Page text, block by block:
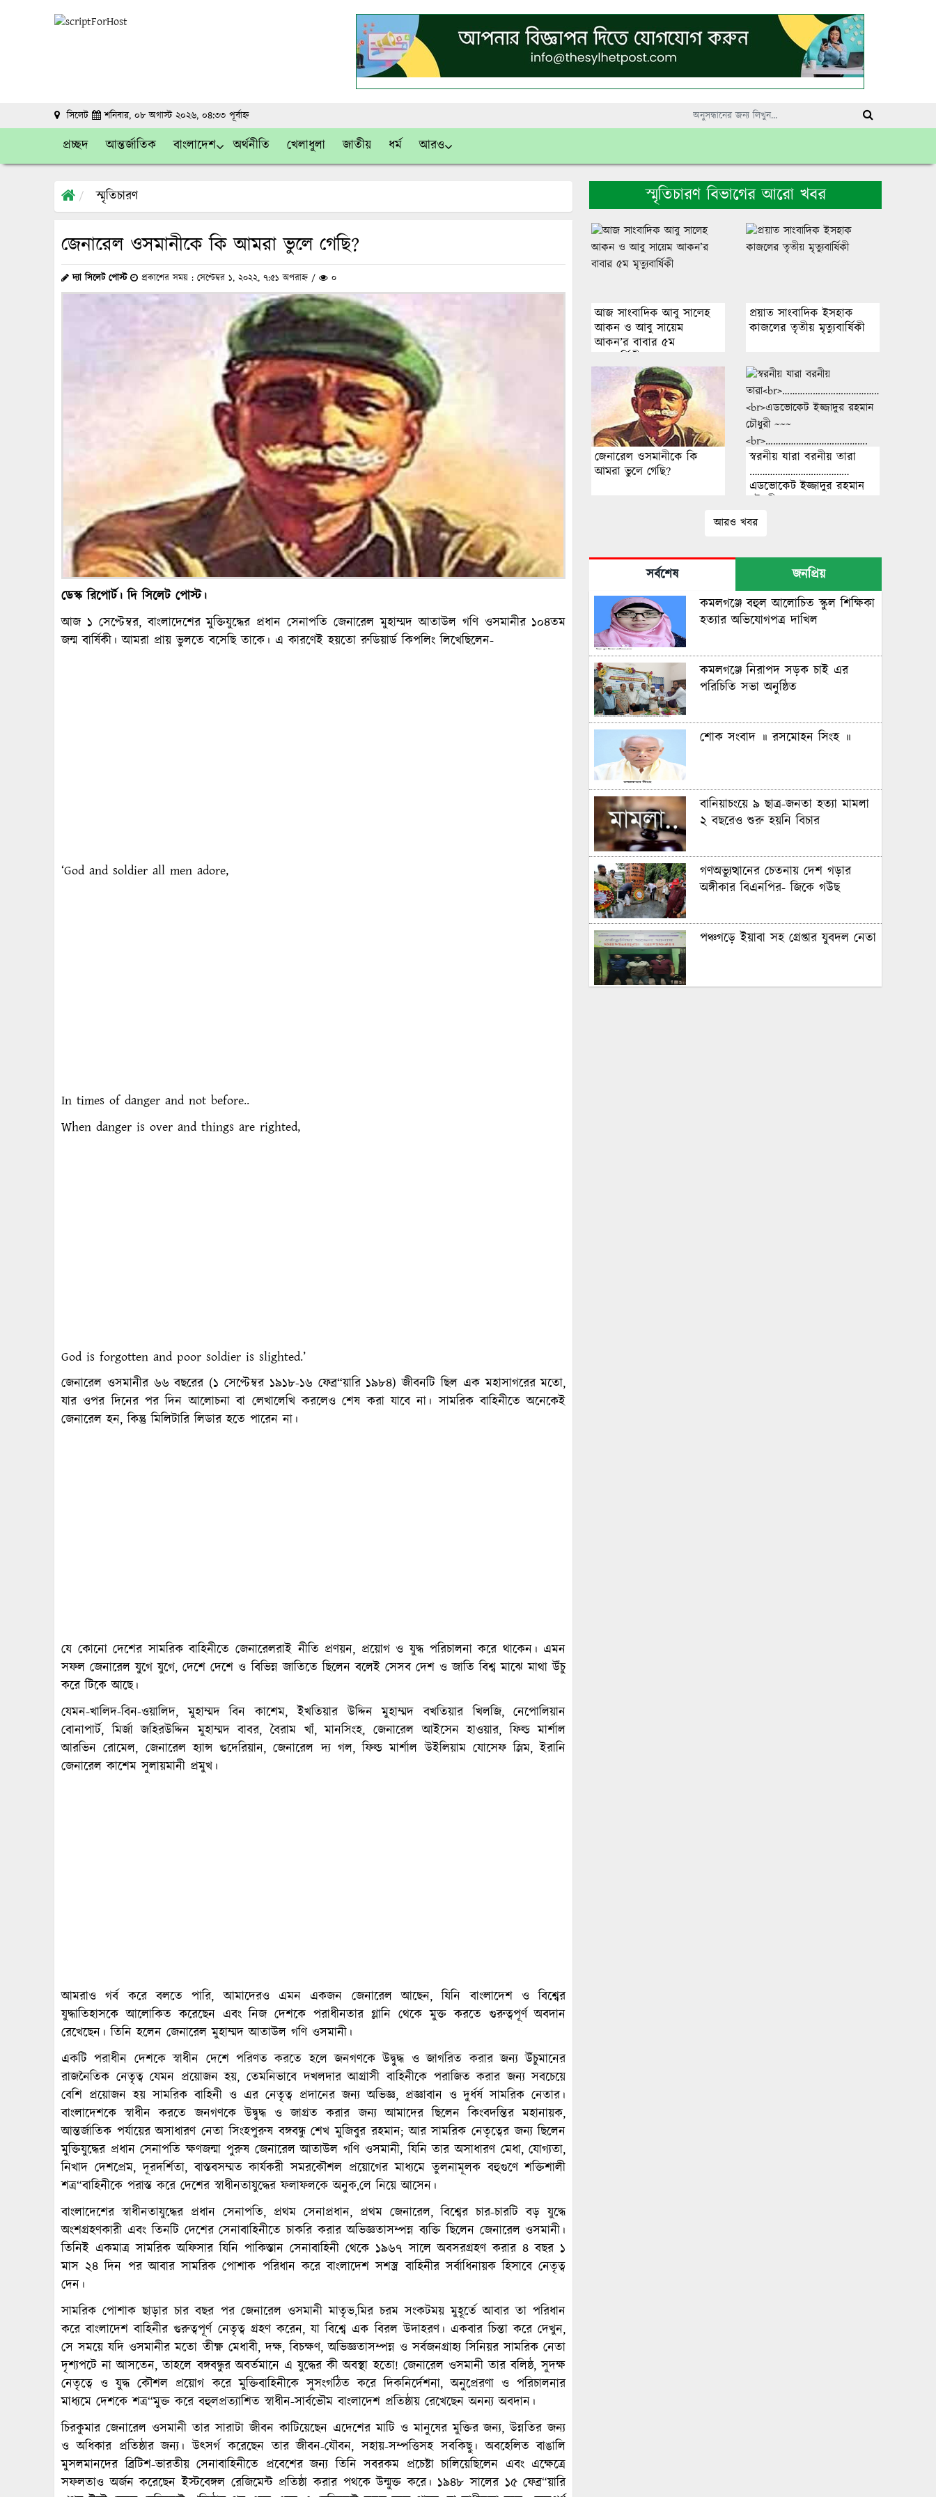
সিলেট শনিবার, ০৮ অগাস্ট ২০২৬, ০৪:৩৩ পূর্বাহ্ন
প্রচ্ছদ আন্তর্জাতিক বাংলাদেশ অর্থনীতি খেলাধুলা জাতীয় ধর্ম আরও
স্মৃতিচারণ
জেনারেল ওসমানীকে কি আমরা ভুলে গেছি?
দ্যা সিলেট পোস্ট প্রকাশের সময় : সেপ্টেম্বর ১, ২০২২, ৭:৫১ অপরাহ্ন / ০
ডেস্ক রিপোর্ট। দি সিলেট পোস্ট।
আজ ১ সেপ্টেম্বর, বাংলাদেশের মুক্তিযুদ্ধের প্রধান সেনাপতি জেনারেল মুহাম্মদ আতাউল গণি ওসমানীর ১০৪তম
জন্ম বার্ষিকী। আমরা প্রায় ভুলতে বসেছি তাকে। এ কারণেই হয়তো রুডিয়ার্ড কিপলিং লিখেছিলেন-
‘God and soldier all men adore,
In times of danger and not before..
When danger is over and things are righted,
God is forgotten and poor soldier is slighted.’
জেনারেল ওসমানীর ৬৬ বছরের (১ সেপ্টেম্বর ১৯১৮-১৬ ফেব্র“য়ারি ১৯৮৪) জীবনটি ছিল এক মহাসাগরের মতো,
যার ওপর দিনের পর দিন আলোচনা বা লেখালেখি করলেও শেষ করা যাবে না। সামরিক বাহিনীতে অনেকেই
জেনারেল হন, কিন্তু মিলিটারি লিডার হতে পারেন না।
যে কোনো দেশের সামরিক বাহিনীতে জেনারেলরাই নীতি প্রণয়ন, প্রয়োগ ও যুদ্ধ পরিচালনা করে থাকেন। এমন
সফল জেনারেল যুগে যুগে, দেশে দেশে ও বিভিন্ন জাতিতে ছিলেন বলেই সেসব দেশ ও জাতি বিশ্ব মাঝে মাথা উঁচু
করে টিকে আছে।
যেমন-খালিদ-বিন-ওয়ালিদ, মুহাম্মদ বিন কাশেম, ইখতিয়ার উদ্দিন মুহাম্মদ বখতিয়ার খিলজি, নেপোলিয়ান
বোনাপার্ট, মির্জা জহিরউদ্দিন মুহাম্মদ বাবর, বৈরাম খাঁ, মানসিংহ, জেনারেল আইসেন হাওয়ার, ফিল্ড মার্শাল
আরভিন রোমেল, জেনারেল হ্যান্স গুদেরিয়ান, জেনারেল দ্য গল, ফিল্ড মার্শাল উইলিয়াম যোসেফ স্লিম, ইরানি
জেনারেল কাশেম সুলায়মানী প্রমুখ।
আমরাও গর্ব করে বলতে পারি, আমাদেরও এমন একজন জেনারেল আছেন, যিনি বাংলাদেশ ও বিশ্বের
যুদ্ধাতিহাসকে আলোকিত করেছেন এবং নিজ দেশকে পরাধীনতার গ্লানি থেকে মুক্ত করতে গুরুত্বপূর্ণ অবদান
রেখেছেন। তিনি হলেন জেনারেল মুহাম্মদ আতাউল গণি ওসমানী।
একটি পরাধীন দেশকে স্বাধীন দেশে পরিণত করতে হলে জনগণকে উদ্বুদ্ধ ও জাগরিত করার জন্য উঁচুমানের
রাজনৈতিক নেতৃত্ব যেমন প্রয়োজন হয়, তেমনিভাবে দখলদার আগ্রাসী বাহিনীকে পরাজিত করার জন্য সবচেয়ে
বেশি প্রয়োজন হয় সামরিক বাহিনী ও এর নেতৃত্ব প্রদানের জন্য অভিজ্ঞ, প্রজ্ঞাবান ও দুর্ধর্ষ সামরিক নেতার।
বাংলাদেশকে স্বাধীন করতে জনগণকে উদ্বুদ্ধ ও জাগ্রত করার জন্য আমাদের ছিলেন কিংবদন্তির মহানায়ক,
আন্তর্জাতিক পর্যায়ের অসাধারণ নেতা সিংহপুরুষ বঙ্গবন্ধু শেখ মুজিবুর রহমান; আর সামরিক নেতৃত্বের জন্য ছিলেন
মুক্তিযুদ্ধের প্রধান সেনাপতি ক্ষণজন্মা পুরুষ জেনারেল আতাউল গণি ওসমানী, যিনি তার অসাধারণ মেধা, যোগ্যতা,
নিখাদ দেশপ্রেম, দূরদর্শিতা, বাস্তবসম্মত কার্যকরী সমরকৌশল প্রয়োগের মাধ্যমে তুলনামূলক বহুগুণে শক্তিশালী
শত্র“বাহিনীকে পরাস্ত করে দেশের স্বাধীনতাযুদ্ধের ফলাফলকে অনুক‚লে নিয়ে আসেন।
বাংলাদেশের স্বাধীনতাযুদ্ধের প্রধান সেনাপতি, প্রথম সেনাপ্রধান, প্রথম জেনারেল, বিশ্বের চার-চারটি বড় যুদ্ধে
অংশগ্রহণকারী এবং তিনটি দেশের সেনাবাহিনীতে চাকরি করার অভিজ্ঞতাসম্পন্ন ব্যক্তি ছিলেন জেনারেল ওসমানী।
তিনিই একমাত্র সামরিক অফিসার যিনি পাকিস্তান সেনাবাহিনী থেকে ১৯৬৭ সালে অবসরগ্রহণ করার ৪ বছর ১
মাস ২৪ দিন পর আবার সামরিক পোশাক পরিধান করে বাংলাদেশ সশস্ত্র বাহিনীর সর্বাধিনায়ক হিসাবে নেতৃত্ব
দেন।
সামরিক পোশাক ছাড়ার চার বছর পর জেনারেল ওসমানী মাতৃভ‚মির চরম সংকটময় মুহূর্তে আবার তা পরিধান
করে বাংলাদেশ বাহিনীর গুরুত্বপূর্ণ নেতৃত্ব গ্রহণ করেন, যা বিশ্বে এক বিরল উদাহরণ। একবার চিন্তা করে দেখুন,
সে সময়ে যদি ওসমানীর মতো তীক্ষ্ণ মেধাবী, দক্ষ, বিচক্ষণ, অভিজ্ঞতাসম্পন্ন ও সর্বজনগ্রাহ্য সিনিয়র সামরিক নেতা
দৃশ্যপটে না আসতেন, তাহলে বঙ্গবন্ধুর অবর্তমানে এ যুদ্ধের কী অবস্থা হতো! জেনারেল ওসমানী তার বলিষ্ঠ, সুদক্ষ
নেতৃত্বে ও যুদ্ধ কৌশল প্রয়োগ করে মুক্তিবাহিনীকে সুসংগঠিত করে দিকনির্দেশনা, অনুপ্রেরণা ও পরিচালনার
মাধ্যমে দেশকে শত্র“মুক্ত করে বহুলপ্রত্যাশিত স্বাধীন-সার্বভৌম বাংলাদেশ প্রতিষ্ঠায় রেখেছেন অনন্য অবদান।
চিরকুমার জেনারেল ওসমানী তার সারাটা জীবন কাটিয়েছেন এদেশের মাটি ও মানুষের মুক্তির জন্য, উন্নতির জন্য
ও অধিকার প্রতিষ্ঠার জন্য। উৎসর্গ করেছেন তার জীবন-যৌবন, সহায়-সম্পত্তিসহ সবকিছু। অবহেলিত বাঙালি
মুসলমানদের ব্রিটিশ-ভারতীয় সেনাবাহিনীতে প্রবেশের জন্য তিনি সবরকম প্রচেষ্টা চালিয়েছিলেন এবং এক্ষেত্রে
সফলতাও অর্জন করেছেন ইস্টবেঙ্গল রেজিমেন্ট প্রতিষ্ঠা করার পথকে উন্মুক্ত করে। ১৯৪৮ সালের ১৫ ফেব্র“য়ারি
স্মৃতিচারণ বিভাগের আরো খবর
আজ সাংবাদিক আবু সালেহ
আকন ও আবু সায়েম
আকন’র বাবার ৫ম
মৃত্যুবার্ষিকী
প্রয়াত সাংবাদিক ইসহাক
কাজলের তৃতীয় মৃত্যুবার্ষিকী
জেনারেল ওসমানীকে কি
আমরা ভুলে গেছি?
স্বরনীয় যারা বরনীয় তারা
…………………………………
এডভোকেট ইজ্জাদুর রহমান
চৌধুরী ~~~
………………………………….
তিনি ছিলেন গরীব-দুঃখীর
এক নিরহংকারী ব্যক্তিত্ব
আরও খবর
সর্বশেষ
জনপ্রিয়
কমলগঞ্জে বহুল আলোচিত স্কুল শিক্ষিকা
হত্যার অভিযোগপত্র দাখিল
কমলগঞ্জে নিরাপদ সড়ক চাই এর
পরিচিতি সভা অনুষ্ঠিত
শোক সংবাদ ॥ রসমোহন সিংহ ॥
বানিয়াচংয়ে ৯ ছাত্র-জনতা হত্যা মামলা
২ বছরেও শুরু হয়নি বিচার
গণঅভ্যুত্থানের চেতনায় দেশ গড়ার
অঙ্গীকার বিএনপির- জিকে গউছ
পঞ্চগড়ে ইয়াবা সহ গ্রেপ্তার যুবদল নেতা